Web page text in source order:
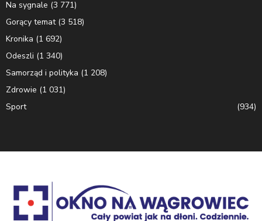
Na sygnale (3 771)
Gorący temat(3 518)
Kronika (1 692)
Odeszli (1 340)
Samorząd i polityka (1 208)
Zdrowie (1 031)
Sport
(934)